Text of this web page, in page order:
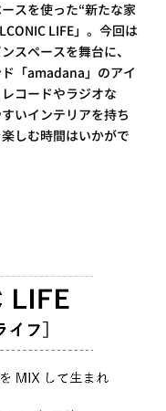
会社概
要
企業の
方へ
お問い
合わせ
スを使った“新たな家
LIFE」。今回は
スペースを舞台に、
「amadana」のアイ
コードやラジオな
いインテリアを持ち
しむ時間はいかがで